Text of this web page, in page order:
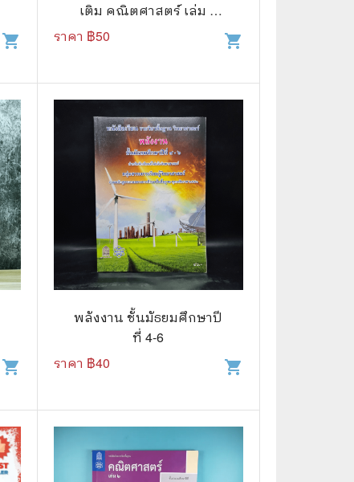
shopping_cart
เติม คณิตศาสตร์ เล่ม 2
ชั้นมัธยมศึกษาปีที่ 4
ราคา ฿50 shopping_cart
shopping_cart
พลังงาน ชั้นมัธยมศึกษาปี
ที่ 4-6
ราคา ฿40 shopping_cart
Board Game
🎥 ของสะสมจากหนังและการ์ตูน
📅 ปฏิทินเก่า